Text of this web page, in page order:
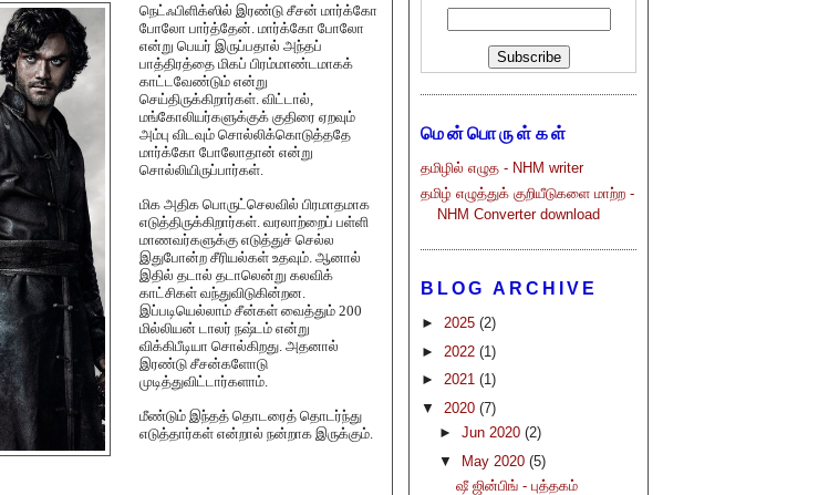
நெட்ஃபிளிக்ஸில் இரண்டு சீசன் மார்க்கோ
போலோ பார்த்தேன் மார்க்கோ போலோ
என்று பெயர் இருப்பதால் அந்தப்
பாத்திரத்தை மிகப் பிரம்மாண்டமாகக்
காட்டவேண்டும் என்று
செய்திருக்கிறார்கள் விட்டால்
மங்கோலியர்களுக்குக் குதிரை ஏறவும்
அம்பு விடவும் சொல்லிக்கொடுத்ததே
மார்க்கோ போலோதான் என்று
சொல்லியிருப்பார்கள்
மிக அதிக பொருட்செலவில் பிரமாதமாக
எடுத்திருக்கிறார்கள் வரலாற்றைப் பள்ளி
மாணவர்களுக்கு எடுத்துச் செல்ல
இதுபோன்ற சீரியல்கள் உதவும் ஆனால்
இதில் தடால் தடாலென்று கலவிக்
காட்சிகள் வந்துவிடுகின்றன
இப்படியெல்லாம் சீன்கள் வைத்தும் 200
மில்லியன் டாலர் நஷ்டம் என்று
விக்கிபீடியா சொல்கிறது அதனால்
இரண்டு சீசன்களோடு
முடித்துவிட்டார்களாம்
மீண்டும் இந்தத் தொடரைத் தொடர்ந்து
எடுத்தார்கள் என்றால் நன்றாக இருக்கும்
மென்பொருள்கள்
தமிழில் எழுத - NHM writer
தமிழ் எழுத்துக் குறியீடுகளை மாற்ற -
NHM Converter download
BLOG ARCHIVE
► 2025 (2)
► 2022 (1)
► 2021 (1)
▼ 2020 (7)
► Jun 2020 (2)
▼ May 2020 (5)
ஷீ ஜின்பிங் - புத்தகம்